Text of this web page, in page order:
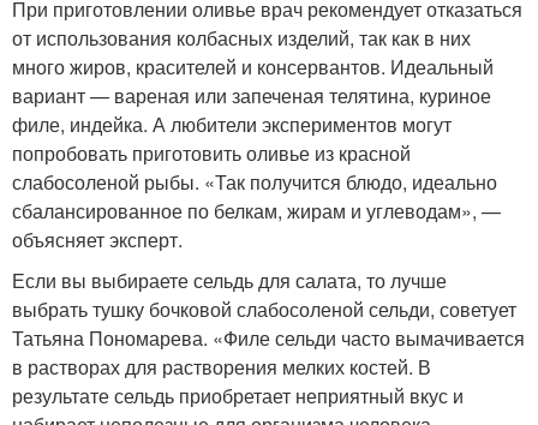
При приготовлении оливье врач рекомендует отказаться
от использования колбасных изделий, так как в них
много жиров, красителей и консервантов. Идеальный
вариант — вареная или запеченая телятина, куриное
филе, индейка. А любители экспериментов могут
попробовать приготовить оливье из красной
слабосоленой рыбы. «Так получится блюдо, идеально
сбалансированное по белкам, жирам и углеводам», —
объясняет эксперт.
Если вы выбираете сельдь для салата, то лучше
выбрать тушку бочковой слабосоленой сельди, советует
Татьяна Пономарева. «Филе сельди часто вымачивается
в растворах для растворения мелких костей. В
результате сельдь приобретает неприятный вкус и